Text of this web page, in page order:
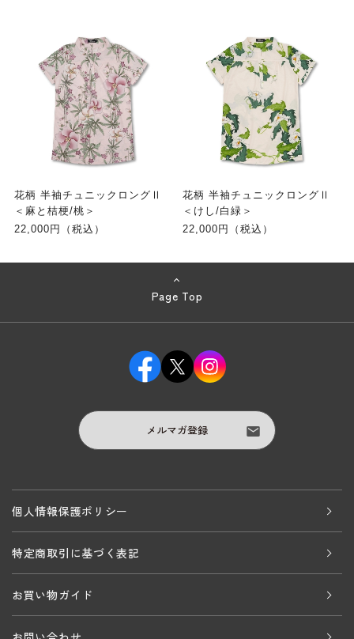
花柄 半袖チュニックロングⅡ
＜麻と桔梗/桃＞
22,000円（税込）
花柄 半袖チュニックロングⅡ
＜けし/白緑＞
22,000円（税込）
Page Top
メルマガ登録
個人情報保護ポリシー
特定商取引に基づく表記
お買い物ガイド